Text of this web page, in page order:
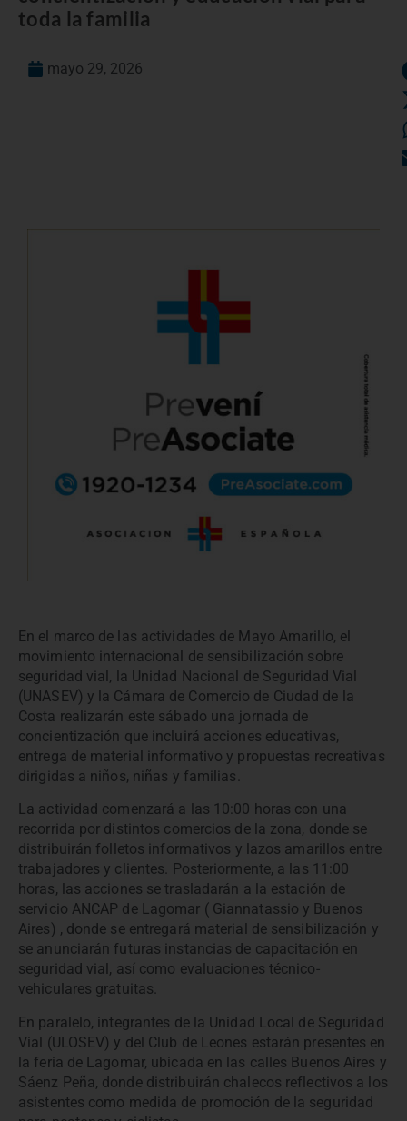
toda la familia
mayo 29, 2026
En el marco de las actividades de Mayo Amarillo, el
movimiento internacional de sensibilización sobre
seguridad vial, la Unidad Nacional de Seguridad Vial
(UNASEV) y la Cámara de Comercio de Ciudad de la
Costa realizarán este sábado una jornada de
concientización que incluirá acciones educativas,
entrega de material informativo y propuestas recreativas
dirigidas a niños, niñas y familias.
La actividad comenzará a las 10:00 horas con una
recorrida por distintos comercios de la zona, donde se
distribuirán folletos informativos y lazos amarillos entre
trabajadores y clientes. Posteriormente, a las 11:00
horas, las acciones se trasladarán a la estación de
servicio ANCAP de Lagomar ( Giannatassio y Buenos
Aires) , donde se entregará material de sensibilización y
se anunciarán futuras instancias de capacitación en
seguridad vial, así como evaluaciones técnico-
vehiculares gratuitas.
En paralelo, integrantes de la Unidad Local de Seguridad
Vial (ULOSEV) y del Club de Leones estarán presentes en
la feria de Lagomar, ubicada en las calles Buenos Aires y
Sáenz Peña, donde distribuirán chalecos reflectivos a los
asistentes como medida de promoción de la seguridad